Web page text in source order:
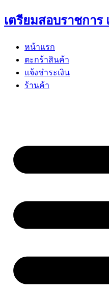
Skip
to
เตรียมสอบราชกา
หน้าแรก
ตะกร้าสินค้า
แจ้งชำระเงิน
ร้านค้า